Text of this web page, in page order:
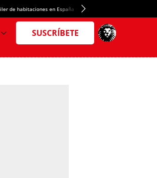
de habitaciones en España Crédito del Spotify Camp Nou